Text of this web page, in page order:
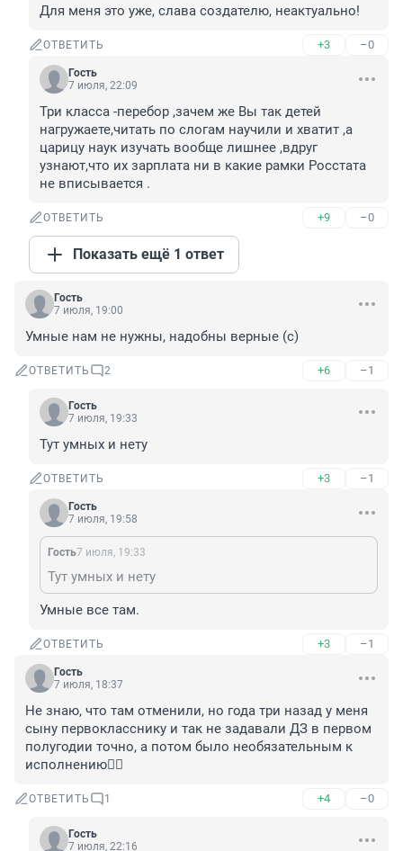
Для меня это уже, слава создателю, неактуально!
ОТВЕТИТЬ +3 –0
Гость
7 июля, 22:09
Три класса -перебор ,зачем же Вы так детей
нагружаете,читать по слогам научили и хватит ,а
царицу наук изучать вообще лишнее ,вдруг
узнают,что их зарплата ни в какие рамки Росстата
не вписывается .
ОТВЕТИТЬ +9 –0
Показать ещё 1 ответ
Гость
7 июля, 19:00
Умные нам не нужны, надобны верные (с)
ОТВЕТИТЬ 2 +6 –1
Гость
7 июля, 19:33
Тут умных и нету
ОТВЕТИТЬ +3 –1
Гость
7 июля, 19:58
Гость7 июля, 19:33
Тут умных и нету
Умные все там.
ОТВЕТИТЬ +3 –1
Гость
7 июля, 18:37
Не знаю, что там отменили, но года три назад у меня
сыну первокласснику и так не задавали ДЗ в первом
полугодии точно, а потом было необязательным к
исполнению🤷‍♂️
ОТВЕТИТЬ 1 +4 –0
Гость
7 июля, 22:16